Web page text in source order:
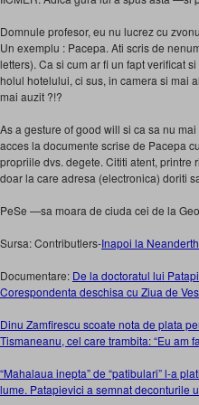
Domnule profesor, eu nu lucrez cu
Un exemplu : Pacepa. Ati scris de
letters). Ca si cum ar fi un fapt verificat
holul hotelului, ci sus, in camera si mai
mai auzit ?!?
As a gesture of good will si ca sa nu
acces la documente scrise de Pacepa
propriile dvs. degete. Cititi atent, printre
doar la care adresa (electronica) doriti
PeSe —sa moara de ciuda cei de la
Sursa: Contributlers-Inapoi la
Documentare: De la doctoratul lui
Corespondenta deschisa cu Ziua de
Dinu Zamfirescu scoate nota de plata
Tismaneanu, cel care trambita: “Eu am
“Mahalaua inepta” de “patibulari” l-a
lume. Patapievici a semnat deconturile